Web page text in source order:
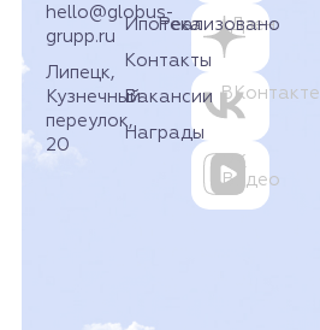
hello@globus-
grupp.ru
Липецк,
Кузнечный
переулок,
20
Ипотека
Контакты
Вакансии
Награды
Реализовано
Дзен
ВКонтакте
VK
Видео